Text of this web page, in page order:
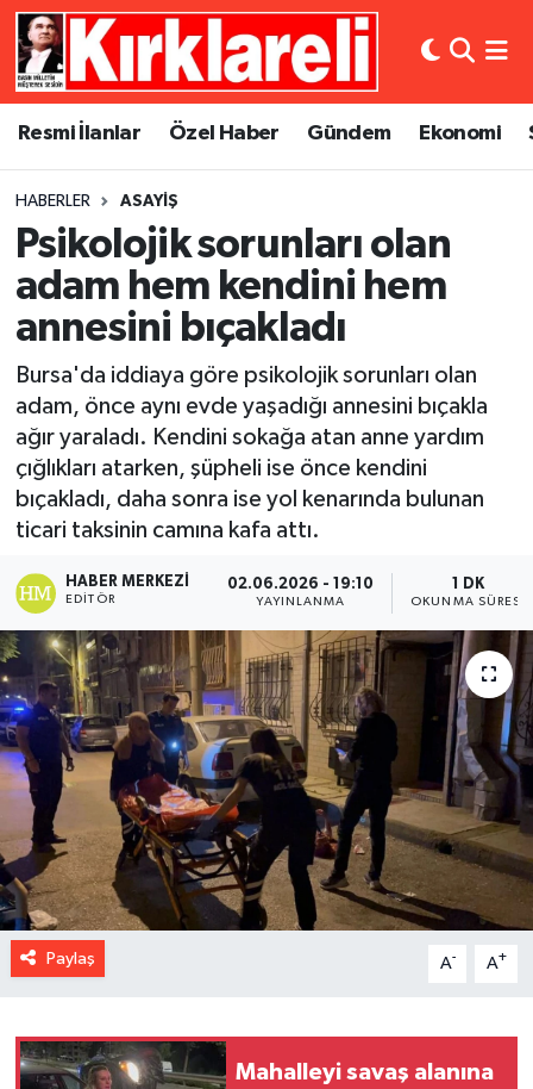
Resmi İlanlar Özel Haber Gündem Ekonomi
HABERLER ASAYIŞ
Psikolojik sorunları olan
adam hem kendini hem
annesini bıçakladı
Bursa'da iddiaya göre psikolojik sorunları olan
adam, önce aynı evde yaşadığı annesini bıçakla
ağır yaraladı. Kendini sokağa atan anne yardım
çığlıkları atarken, şüpheli ise önce kendini
bıçakladı, daha sonra ise yol kenarında bulunan
ticari taksinin camına kafa attı.
HABER MERKEZI
EDITÖR
02.06.2026 - 19:10
YAYINLANMA
1 DK
OKUNMA SÜRESI
Paylaş A- A+
Mahalleyi savaş alanına
Resmi İlanlar
Gündem
Ekonomi
Siyaset
Spor
Asayiş
Dünya
Kültür Sanat
Magazin
Medya
Sağlık
Künye
Gizlilik Sözleşmesi
Merkez Nöbetçi Eczaneler
Merkez Trafik Yoğunluk Haritası
Süper Lig Puan Durumu ve Fikstür
Tüm Manşetler
Son Dakika Haberleri
Haber Arşivi